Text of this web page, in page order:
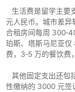
生活费是留学主要
元人民币。城市差异
合租房间每周
珀斯、塔斯马尼亚仅
费，3‑5 万的餐饮费
其他固定支出还包
性缴纳的 3000 元签